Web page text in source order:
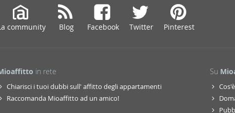
community Blog Facebook Twitter Pinterest
in rete
Chiarisci i tuoi dubbi sull' affitto degli appartamenti
Raccomanda Mioaffitto ad un amico!
Su